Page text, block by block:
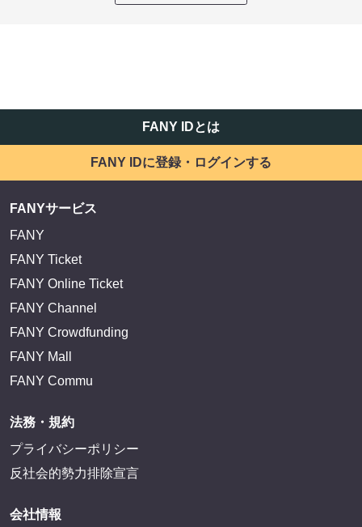
FANY IDとは
FANY IDに登録・ログインする
FANYサービス
FANY
FANY Ticket
FANY Online Ticket
FANY Channel
FANY Crowdfunding
FANY Mall
FANY Commu
法務・規約
プライバシーポリシー
反社会的勢力排除宣言
会社情報